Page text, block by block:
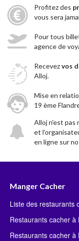
Profitez des
vous sera
Pour tous
agence de
Recevezvos
Alloj.
Mise en
19 ème
Alloj n'est pas
et
en ligne sur
Manger Cacher
Liste des restaurants
Restaurants cacher à
Restaurants cacher à